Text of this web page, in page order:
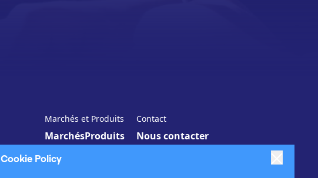
Cookie Policy
Marchés et Produits
MarchésProduits
Contact
Nous contacter